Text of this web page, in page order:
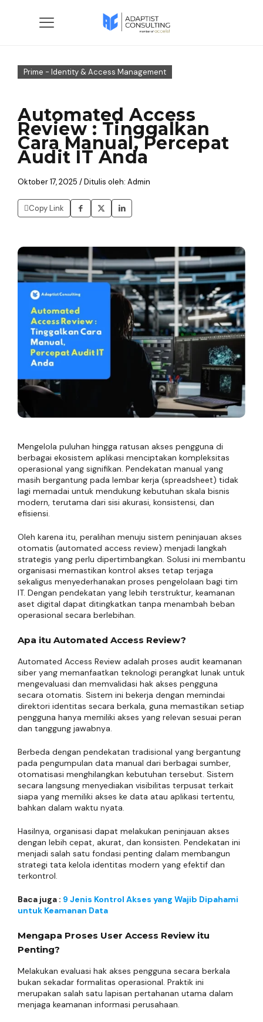
Prime - Identity & Access Management
Automated Access
Review : Tinggalkan
Cara Manual, Percepat
Audit IT Anda
Oktober 17, 2025 / Ditulis oleh: Admin
Copy Link
Mengelola puluhan hingga ratusan akses pengguna di
berbagai ekosistem aplikasi menciptakan kompleksitas
operasional yang signifikan. Pendekatan manual yang
masih bergantung pada lembar kerja (spreadsheet) tidak
lagi memadai untuk mendukung kebutuhan skala bisnis
modern, terutama dari sisi akurasi, konsistensi, dan
efisiensi.
Oleh karena itu, peralihan menuju sistem peninjauan akses
otomatis (automated access review) menjadi langkah
strategis yang perlu dipertimbangkan. Solusi ini membantu
organisasi memastikan kontrol akses tetap terjaga
sekaligus menyederhanakan proses pengelolaan bagi tim
IT. Dengan pendekatan yang lebih terstruktur, keamanan
aset digital dapat ditingkatkan tanpa menambah beban
operasional secara berlebihan.
Apa itu Automated Access Review?
Automated Access Review adalah proses audit keamanan
siber yang memanfaatkan teknologi perangkat lunak untuk
mengevaluasi dan memvalidasi hak akses pengguna
secara otomatis. Sistem ini bekerja dengan memindai
direktori identitas secara berkala, guna memastikan setiap
pengguna hanya memiliki akses yang relevan sesuai peran
dan tanggung jawabnya.
Berbeda dengan pendekatan tradisional yang bergantung
pada pengumpulan data manual dari berbagai sumber,
otomatisasi menghilangkan kebutuhan tersebut. Sistem
secara langsung menyediakan visibilitas terpusat terkait
siapa yang memiliki akses ke data atau aplikasi tertentu,
bahkan dalam waktu nyata.
Hasilnya, organisasi dapat melakukan peninjauan akses
dengan lebih cepat, akurat, dan konsisten. Pendekatan ini
menjadi salah satu fondasi penting dalam membangun
strategi tata kelola identitas modern yang efektif dan
terkontrol.
Baca juga : 9 Jenis Kontrol Akses yang Wajib Dipahami
untuk Keamanan Data
Mengapa Proses User Access Review itu
Penting?
Melakukan evaluasi hak akses pengguna secara berkala
bukan sekadar formalitas operasional. Praktik ini
merupakan salah satu lapisan pertahanan utama dalam
menjaga keamanan informasi perusahaan.